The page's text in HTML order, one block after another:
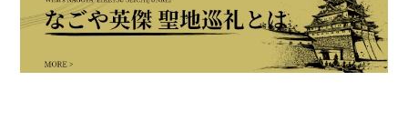
利家関連 史跡 一覧
犬千代ルート